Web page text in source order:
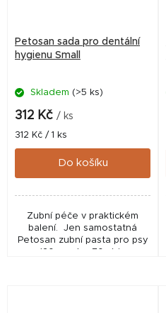
Petosan sada pro dentální
hygienu Small
Skladem (>5 ks)
312 Kč / ks
Měrná
cena:
312 Kč / 1 ks
Do košíku
Zubní péče v praktickém
balení. Jen samostatná
Petosan zubní pasta pro psy
(20 g nebo 70 g) je